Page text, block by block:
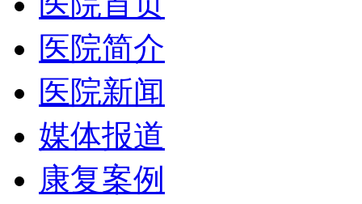
医院简介
医院新闻
媒体报道
康复案例